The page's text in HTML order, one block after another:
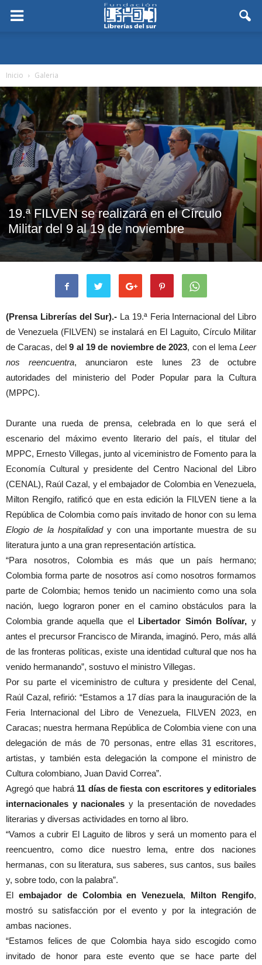
Inicio Galeria
19.ª FILVEN se realizará en el Círculo
Militar del 9 al 19 de noviembre
(Prensa Librerías del Sur).- La 19.ª Feria Internacional del Libro
de Venezuela (FILVEN) se instalará en El Laguito, Círculo Militar
de Caracas, del9 al 19 de noviembre de 2023, con el lemaLeer
nos reencuentra, anunciaron este lunes 23 de octubre
autoridades del ministerio del Poder Popular para la Cultura
(MPPC).
Durante una rueda de prensa, celebrada en lo que será el
escenario del máximo evento literario del país, el titular del
MPPC, Ernesto Villegas, junto al viceministro de Fomento para la
Economía Cultural y presidente del Centro Nacional del Libro
(CENAL), Raúl Cazal, y el embajador de Colombia en Venezuela,
Milton Rengifo, ratificó que en esta edición la FILVEN tiene a la
República de Colombia como país invitado de honor con su lema
Elogio de la hospitalidady con una importante muestra de su
literatura junto a una gran representación artística.
“Para nosotros, Colombia es más que un país hermano;
Colombia forma parte de nosotros así como nosotros formamos
parte de Colombia; hemos tenido un nacimiento como una sola
nación, luego lograron poner en el camino obstáculos para la
Colombia grande aquella que el Libertador Simón Bolívar, y
antes el precursor Francisco de Miranda, imaginó. Pero, más allá
de las fronteras políticas, existe una identidad cultural que nos ha
venido hermanando”, sostuvo el ministro Villegas.
Por su parte el viceministro de cultura y presidente del Cenal,
Raúl Cazal, refirió: “Estamos a 17 días para la inauguración de la
Feria Internacional del Libro de Venezuela, FILVEN 2023, en
Caracas; nuestra hermana República de Colombia viene con una
delegación de más de 70 personas, entre ellas 31 escritores,
artistas, y también esta delegación la compone el ministro de
Cultura colombiano, Juan David Correa”.
Agregó que habrá 11 días de fiesta con escritores y editoriales
internacionales y nacionales y la presentación de novedades
literarias y diversas actividades en torno al libro.
“Vamos a cubrir El Laguito de libros y será un momento para el
reencuentro, como dice nuestro lema, entre dos naciones
hermanas, con su literatura, sus saberes, sus cantos, sus bailes
y, sobre todo, con la palabra”.
El embajador de Colombia en Venezuela, Milton Rengifo,
mostró su satisfacción por el evento y por la integración de
ambas naciones.
“Estamos felices de que Colombia haya sido escogido como
invitado de honor para este evento que se hace parte del